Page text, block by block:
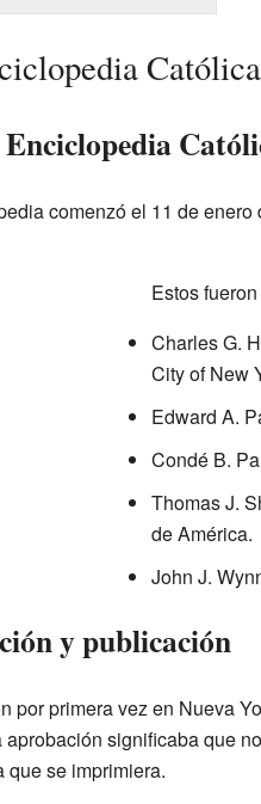
Católica
comenzó el 11 de
Estos
Charles G.
City of New
Edward A.
Condé B.
Thomas J.
de América.
John J.
y publicación
por primera vez en Nueva
significaba que
que se imprimiera.